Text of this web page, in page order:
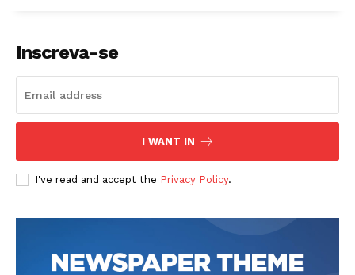
Inscreva-se
I WANT IN
I've read and accept the Privacy Policy.